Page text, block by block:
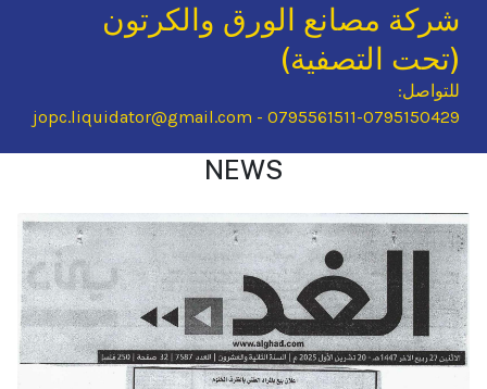
شركة مصانع الورق والكرتون
(تحت التصفية)
للتواصل:
jopc.liquidator@gmail.com - 0795561511-0795150429
NEWS